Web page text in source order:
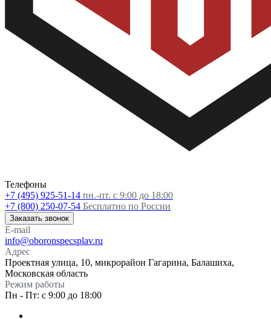
Телефоны
+7 (495) 925-51-14 пн.-пт. с 9:00 до 18:00
+7 (800) 250-07-54 Бесплатно по России
Заказать звонок
E-mail
info@oboronspecsplav.ru
Адрес
Проектная улица, 10, микрорайон Гагарина, Балашиха,
Московская область
Режим работы
Пн - Пт: с 9:00 до 18:00